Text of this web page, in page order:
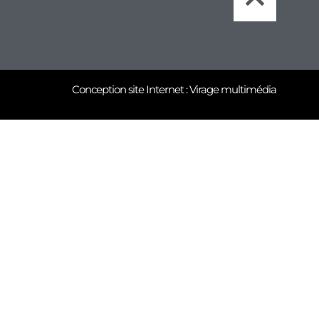
Conception site Internet : Virage multimédia